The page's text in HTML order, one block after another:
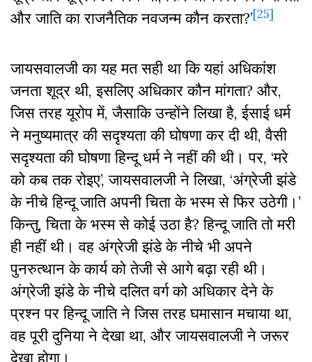
और जाति का राजनैतिक नवजन्म कौन करता?’[25]
जायसवालजी का यह मत सही था कि यहां अधिकांश
जनता शूद्र थी, इसलिए अधिकार कौन मांगता? और,
जिस तरह यूरोप में, जैसाकि उन्होंने लिखा है, ईसाई धर्म
ने मनुष्यमात्र की सदृश्यता की घोषणा कर दी थी, वैसी
सदृश्यता की घोषणा हिन्दू धर्म ने नहीं की थी। पर, ‘मरे
को कब तक रोइए’, जायसवालजी ने लिखा, ‘अंग्रेजी झंडे
के नीचे हिन्दू जाति अपनी चिता के भस्म से फिर उठेगी।’
किन्तु, चिता के भस्म से कोई उठा है? हिन्दू जाति तो मरी
ही नहीं थी। वह अंग्रेजी झंडे के नीचे भी अपने
पुनरुत्थान के कार्य को तेजी से आगे बढ़ा रही थी।
अंग्रेजी झंडे के नीचे दलित वर्ग को अधिकार देने के
प्रश्न पर हिन्दू जाति ने जिस तरह घमासान मचाया था,
वह पूरी दुनिया ने देखा था, और जायसवालजी ने जरूर
देखा होगा।